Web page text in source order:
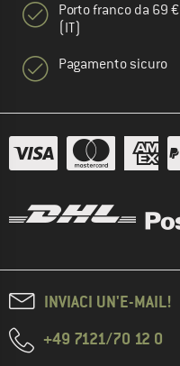
Porto franco da 69 €
(IT)
Pagamento sicuro
INVIACI UN'E-MAIL!
+49 7121/70 12 0